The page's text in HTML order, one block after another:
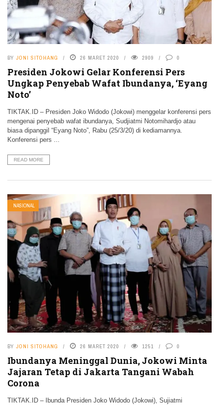
BY JONI SITOHANG 26 MARET 2020 2909 0
Presiden Jokowi Gelar Konferensi Pers
Ungkap Penyebab Wafat Ibundanya, ‘Eyang
Noto’
TIKTAK.ID – Presiden Joko Widodo (Jokowi) menggelar konferensi pers
mengenai penyebab wafat ibundanya, Sudjiatmi Notomihardjo atau
biasa dipanggil “Eyang Noto”, Rabu (25/3/20) di kediamannya.
Konferensi pers ...
READ MORE
NASIONAL
BY JONI SITOHANG 26 MARET 2020 1251 0
Ibundanya Meninggal Dunia, Jokowi Minta
Jajaran Tetap di Jakarta Tangani Wabah
Corona
TIKTAK.ID – Ibunda Presiden Joko Widodo (Jokowi), Sujiatmi